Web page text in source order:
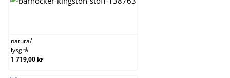
natura/
lysgrå
1 719,00 kr